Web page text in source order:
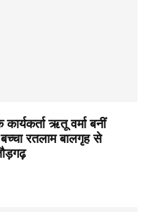
ऋतू वर्मा बनीं
रतलाम बालगृह से